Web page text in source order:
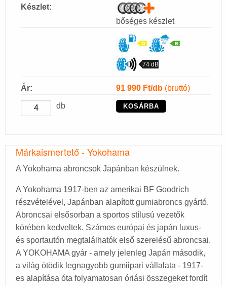
Készlet:
bőséges készlet
74 dB
Ár: 91 990 Ft/db (bruttó)
db KOSÁRBA
Márkaismertető - Yokohama
A Yokohama abroncsok Japánban készülnek.
A Yokohama 1917-ben az amerikai BF Goodrich
részvételével, Japánban alapított gumiabroncs gyártó.
Abroncsai elsősorban a sportos stílusú vezetők
körében kedveltek. Számos európai és japán luxus-
és sportautón megtalálhatók első szerelésű abroncsai.
A YOKOHAMA gyár - amely jelenleg Japán második,
a világ ötödik legnagyobb gumiipari vállalata - 1917-
es alapítása óta folyamatosan óriási összegeket fordít